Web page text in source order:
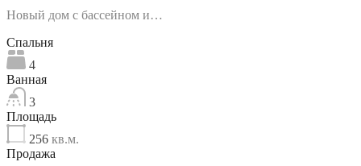
Новый дом с бассейном и…
Спальня
4
Ванная
3
Площадь
256 кв.м.
Продажа